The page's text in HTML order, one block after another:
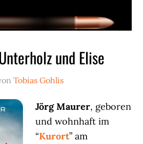
und Elise
Tobias Gohlis
Jörg Maurer, geboren
und wohnhaft im
“Kurort” am